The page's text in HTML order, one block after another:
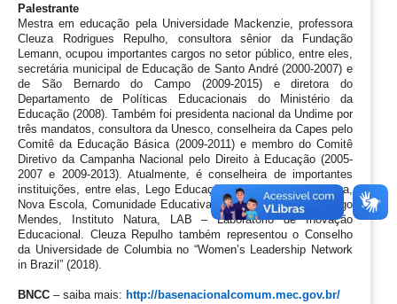
Palestrante
Mestra em educação pela Universidade Mackenzie, professora
Cleuza Rodrigues Repulho, consultora sênior da Fundação
Lemann, ocupou importantes cargos no setor público, entre eles,
secretária municipal de Educação de Santo André (2000-2007) e
de São Bernardo do Campo (2009-2015) e diretora do
Departamento de Políticas Educacionais do Ministério da
Educação (2008). Também foi presidenta nacional da Undime por
três mandatos, consultora da Unesco, conselheira da Capes pelo
Comitê da Educação Básica (2009-2011) e membro do Comitê
Diretivo da Campanha Nacional pelo Direito à Educação (2005-
2007 e 2009-2013). Atualmente, é conselheira de importantes
instituições, entre elas, Lego Educação Brasil, Instituto Natura,
Nova Escola, Comunidade Educativa – Cedac, Instituto Rodrigo
Mendes, Instituto Natura, LAB – Laboratório de Inovação
Educacional. Cleuza Repulho também representou o Conselho
da Universidade de Columbia no “Women’s Leadership Network
in Brazil” (2018).
BNCC – saiba mais: http://basenacionalcomum.mec.gov.br/